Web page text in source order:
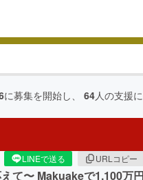
に募集を開始し、 64人の支援
LINEで送る URLコピー
て〜 Makuakeで1,100万